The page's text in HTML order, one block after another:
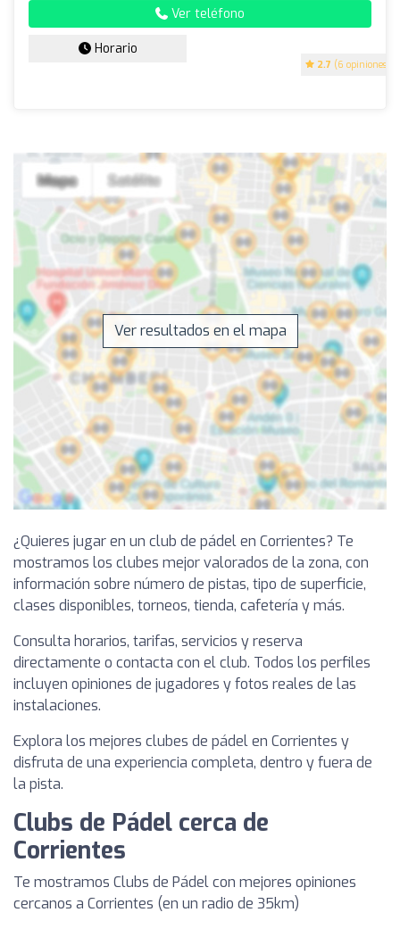
2.7 (6 opiniones)
Ver teléfono
Horario
Ver resultados en el mapa
¿Quieres jugar en un club de pádel en Corrientes? Te
mostramos los clubes mejor valorados de la zona, con
información sobre número de pistas, tipo de superficie,
clases disponibles, torneos, tienda, cafetería y más.
Consulta horarios, tarifas, servicios y reserva
directamente o contacta con el club. Todos los perfiles
incluyen opiniones de jugadores y fotos reales de las
instalaciones.
Explora los mejores clubes de pádel en Corrientes y
disfruta de una experiencia completa, dentro y fuera de
la pista.
Clubs de Pádel cerca de
Corrientes
Te mostramos Clubs de Pádel con mejores opiniones
cercanos a Corrientes (en un radio de 35km)